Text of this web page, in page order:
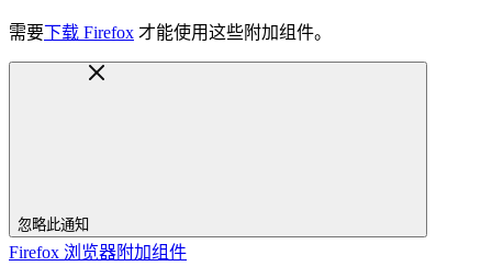
需要下载 Firefox 才能使用这些附加组件。
忽略此通知
Firefox 浏览器附加组件